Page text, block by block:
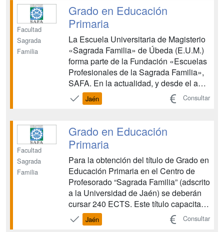
competencias profesionales requeridas
par...
Facultad
Sagrada
Familia
Grado en Educación
Primaria
La Escuela Universitaria de Magisterio
«Sagrada Familia» de Úbeda (E.U.M.)
forma parte de la Fundación «Escuelas
Profesionales de la Sagrada Familia»,
SAFA. En la actualidad, y desde el año
1993, es un centro universitario adscrito
a la Universidad de Jaén. Desde su
a su idea inicial de formar personas y
maest...
Jaén Consultar
Facultad
Sagrada
Familia
Grado en Educación
Primaria
Para la obtención del título de Grado en
Educación Primaria en el Centro de
Profesorado “Sagrada Familia” (adscrito
a la Universidad de Jaén) se deberán
cursar 240 ECTS. Este título capacita
para la profesión de Maestro y Maestra
en Educación Primaria, de acuerdo con
Jaén Consultar